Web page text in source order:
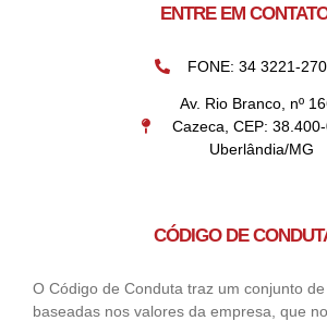
ENTRE EM
FONE: 34 3221-
Av. Rio Branco, nº
Cazeca, CEP:
Uberlândia/MG
CÓDIGO DE
O Código de Conduta traz um conjunto
baseadas nos valores da empresa, que